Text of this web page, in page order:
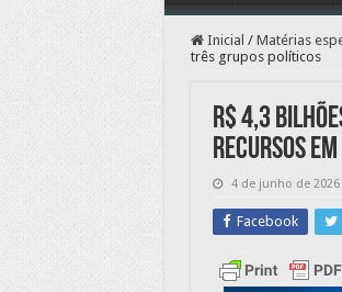
Inicial / Matérias
três grupos políticos
R$ 4,3
recursos
4 de junho de 2026
Facebook